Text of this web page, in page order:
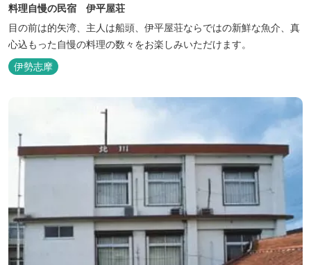
料理自慢の民宿 伊平屋荘
目の前は的矢湾、主人は船頭、伊平屋荘ならではの新鮮な魚介、真
心込もった自慢の料理の数々をお楽しみいただけます。
伊勢志摩